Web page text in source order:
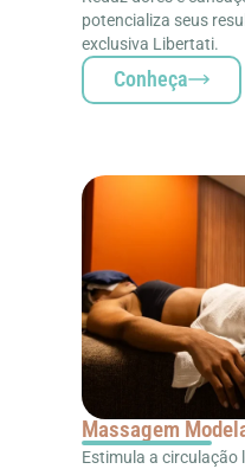
potencializa seus
exclusiva Libertati.
Conheça
Massagem
Estimula a circulação